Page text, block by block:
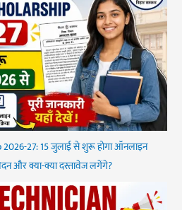
27: 15 जुलाई से शुरू होगा ऑनलाइन
और क्या-क्या दस्तावेज लगेंगे?